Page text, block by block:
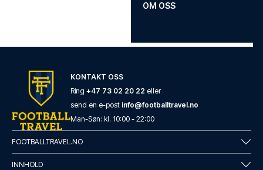
OM OSS
KONTAKT OSS
Ring +47 73 02 20 22 eller
send en e-post info@footballtravel.no
Man-Søn: kl. 10:00 - 22:00
FOOTBALLTRAVEL.NO
INNHOLD